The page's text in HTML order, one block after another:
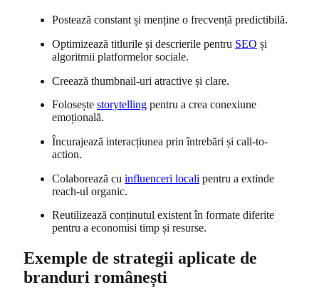
Postează constant și menține o frecvență predictibilă.
Optimizează titlurile și descrierile pentru SEO și
algoritmii platformelor sociale.
Creează thumbnail-uri atractive și clare.
Folosește storytelling pentru a crea conexiune
emoțională.
Încurajează interacțiunea prin întrebări și call-to-
action.
Colaborează cu influenceri locali pentru a extinde
reach-ul organic.
Reutilizează conținutul existent în formate diferite
pentru a economisi timp și resurse.
Exemple de strategii aplicate de
branduri românești